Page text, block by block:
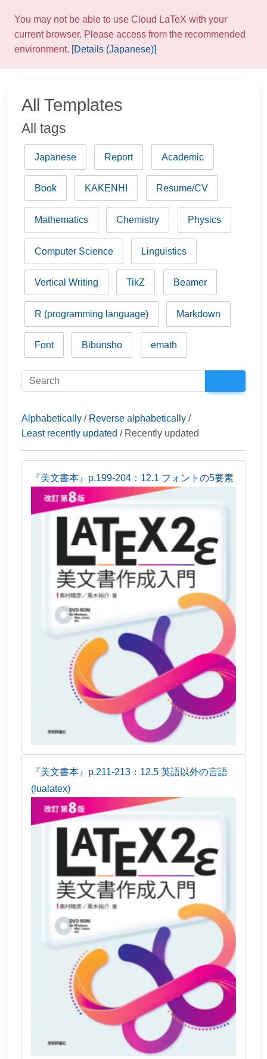
You may not be able to use Cloud LaTeX with your
current browser. Please access from the recommended
environment. [Details (Japanese)]
All Templates
All tags
Japanese Report Academic
Book KAKENHI Resume/CV
Mathematics Chemistry Physics
Computer Science Linguistics
Vertical Writing TikZ Beamer
R (programming language) Markdown
Font Bibunsho emath
Alphabetically / Reverse alphabetically /
Least recently updated / Recently updated
『美文書本』p.199-204：12.1 フォントの5要素
『美文書本』p.211-213：12.5 英語以外の言語
(lualatex)